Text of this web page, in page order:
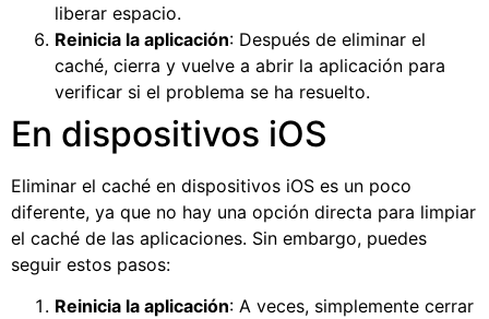
liberar espacio.
Reinicia la aplicación: Después de eliminar el
caché, cierra y vuelve a abrir la aplicación para
verificar si el problema se ha resuelto.
En dispositivos iOS
Eliminar el caché en dispositivos iOS es un poco
diferente, ya que no hay una opción directa para limpiar
el caché de las aplicaciones. Sin embargo, puedes
seguir estos pasos:
Reinicia la aplicación: A veces, simplemente cerrar